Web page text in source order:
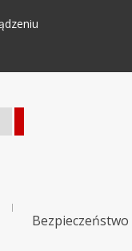
Bezpieczeństwo